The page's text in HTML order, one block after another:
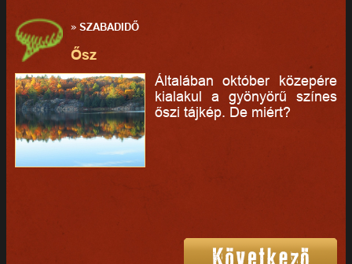
»SZABADIDŐ
Ősz
Általában október közepére
kialakul a gyönyörű színes
őszi tájkép. De miért?